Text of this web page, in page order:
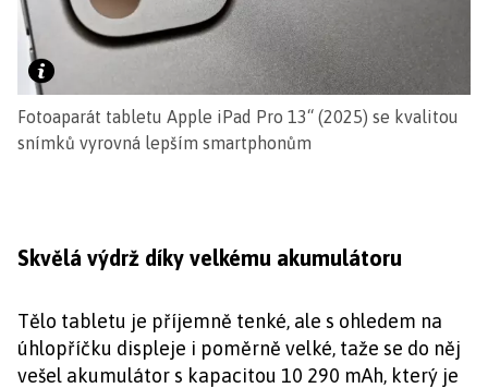
Fotoaparát tabletu Apple iPad Pro 13“ (2025) se kvalitou
snímků vyrovná lepším smartphonům
Skvělá výdrž díky velkému akumulátoru
Tělo tabletu je příjemně tenké, ale s ohledem na
úhlopříčku displeje i poměrně velké, taže se do něj
vešel akumulátor s kapacitou 10 290 mAh, který je